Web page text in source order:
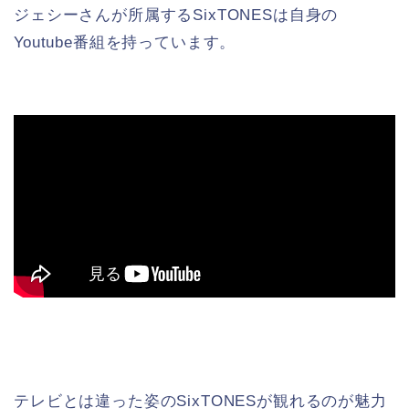
ジェシーさんが所属するSixTONESは自身の
Youtube番組を持っています。
テレビとは違った姿のSixTONESが観れるのが魅力